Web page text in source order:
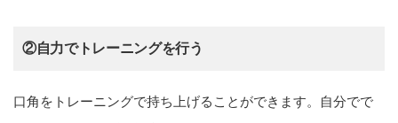
②自力でトレーニングを行う
口角をトレーニングで持ち上げることができます。自分でで